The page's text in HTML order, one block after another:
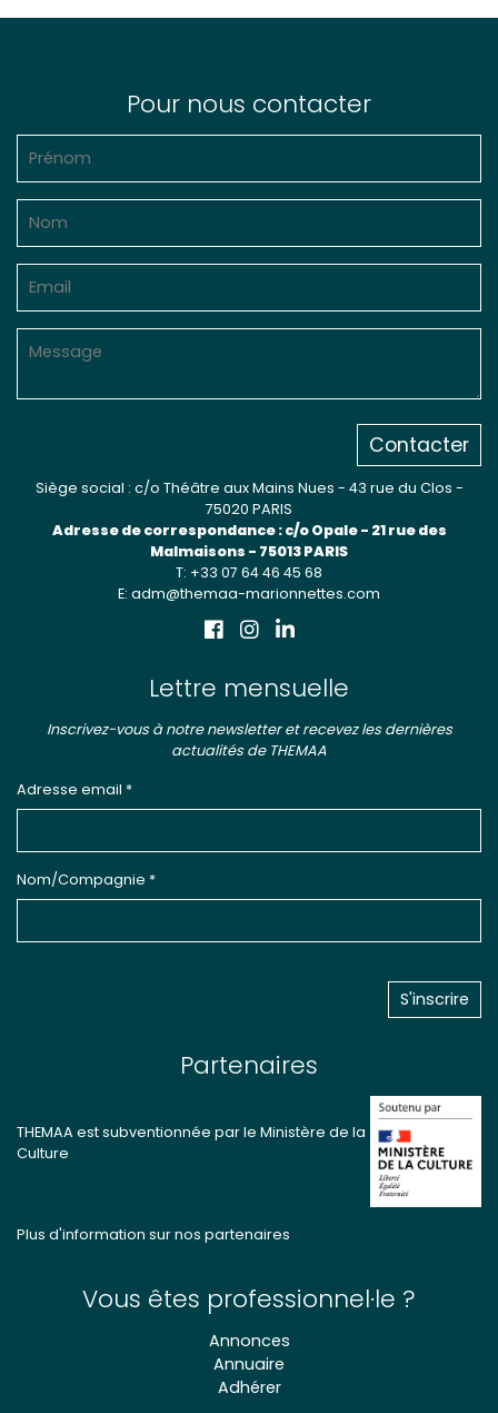
Pour nous contacter
Contacter
Siège social : c/o Théâtre aux Mains Nues - 43 rue du Clos -
75020 PARIS
Adresse de correspondance : c/o Opale - 21 rue des
Malmaisons - 75013 PARIS
T: +33 07 64 46 45 68
E: adm@themaa-marionnettes.com
Lettre mensuelle
Inscrivez-vous à notre newsletter et recevez les dernières
actualités de THEMAA
Adresse email *
Nom/Compagnie *
Partenaires
THEMAA est subventionnée par le Ministère de la
Culture
Plus d'information sur nos partenaires
Vous êtes professionnel·le ?
Annonces
Annuaire
Adhérer